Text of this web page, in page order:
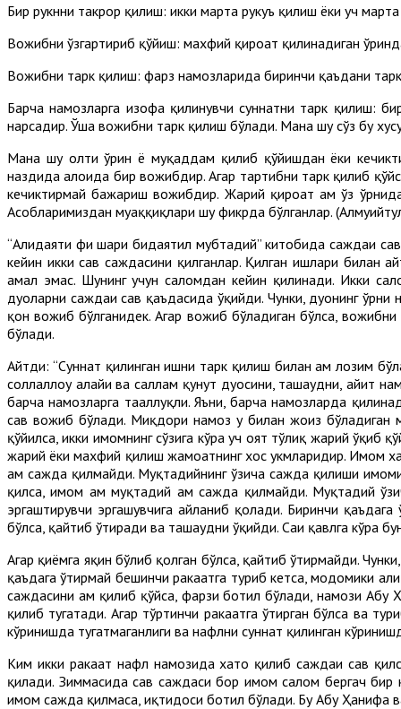
Бир рукнни такрор қилиш: икки марта рукуъ қилиш ёки уч
Вожибни ўзгартириб қўйиш: махфий қироат қилинадиган
Вожибни тарк қилиш: фарз намозларида биринчи қаъдани
Барча намозларга изофа қилинувчи суннатни тарк қилиш:
нарсадир. Ўша вожибни тарк қилиш бўлади. Мана шу сўз бу
Мана шу олти ўрин ё муқаддам қилиб қўйишдан ёки
наздида алоҳида бир вожибдир. Агар тартибни тарк қилиб
кечиктирмай бажариш вожибдир. Жаҳрий қироат ҳам ўз
Асҳобларимиздан муҳаққиқлари шу фикрда бўлганлар.
“Алҳидаяти фи шарҳи бидаятил мубтадий” китобида саждаи
кейин икки саҳв саждасини қилганлар. Қилган ишлари билан
амал эмас. Шунинг учун саломдан кейин қилинади. Икки
дуоларни саждаи саҳв қаъдасида ўқийди. Чунки, дуонинг
қон вожиб бўлганидек. Агар вожиб бўладиган бўлса,
бўлади.
Айтди: “Суннат қилинган ишни тарк қилиш билан ҳам лозим
соллаллоҳу алайҳи ва саллам қунут дуосини, ташаҳҳудни,
барча намозларга тааллуқли. Яъни, барча намозларда
саҳв вожиб бўлади. Миқдори намоз у билан жоиз
қўйилса, икки имомнинг сўзига кўра уч оят тўлиқ жаҳрий ўқиб
жаҳрий ёки махфий қилиш жамоатнинг хос ҳукмларидир. Имом
ҳам сажда қилмайди. Муқтадийнинг ўзича сажда қилиши
қилса, имом ҳам муқтадий ҳам сажда қилмайди. Муқтадий
эргаштирувчи эргашувчига айланиб қолади. Биринчи
бўлса, қайтиб ўтиради ва ташаҳҳудни ўқийди. Саҳиҳ қавлга кўра
Агар қиёмга яқин бўлиб қолган бўлса, қайтиб ўтирмайди.
қаъдага ўтирмай бешинчи ракаатга туриб кетса, модомики
саждасини ҳам қилиб қўйса, фарзи ботил бўлади, намози
қилиб тугатади. Агар тўртинчи ракаатга ўтирган бўлса ва
кўринишда тугатмаганлиги ва нафлни суннат қилинган
Ким икки ракаат нафл намозида хато қилиб саждаи саҳв
қилади. Зиммасида саҳв саждаси бор имом салом бергач
имом сажда қилмаса, иқтидоси ботил бўлади. Бу Абу Ҳанифа